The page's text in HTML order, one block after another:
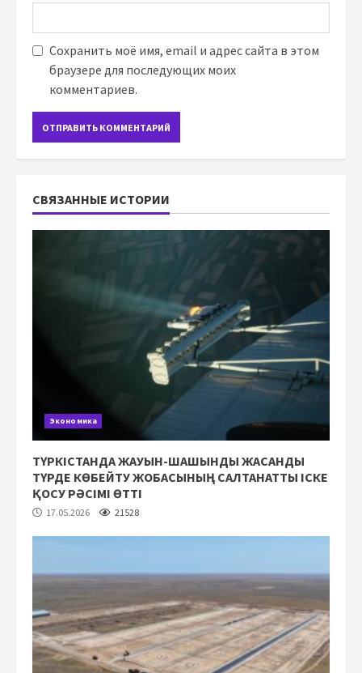
Сохранить моё имя, email и адрес сайта в этом
браузере для последующих моих
комментариев.
СВЯЗАННЫЕ ИСТОРИИ
Экономика
ТҮРКІСТАНДА ЖАУЫН-ШАШЫНДЫ ЖАСАНДЫ
ТҮРДЕ КӨБЕЙТУ ЖОБАСЫНЫҢ САЛТАНАТТЫ ІСКЕ
ҚОСУ РӘСІМІ ӨТТІ
17.05.2026 21528